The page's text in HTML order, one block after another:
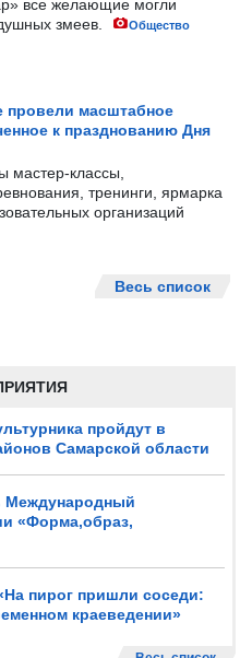
пройдут в
Самарской области
Международный
«Форма,образ,
пирог пришли соседи:
краеведении»
все желающие могли
змеев.
Общество
провели масштабное
к празднованию Дня
мастер-классы,
тренинги, ярмарка
организаций
Весь список